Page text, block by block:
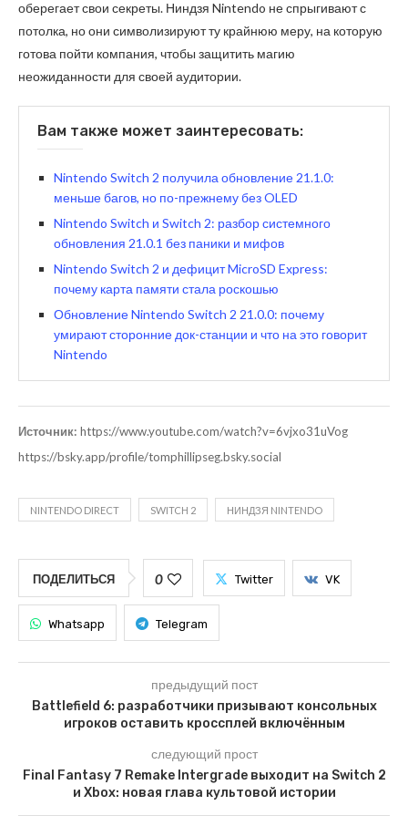
оберегает свои секреты. Ниндзя Nintendo не спрыгивают с
потолка, но они символизируют ту крайнюю меру, на которую
готова пойти компания, чтобы защитить магию
неожиданности для своей аудитории.
Вам также может заинтересовать:
Nintendo Switch 2 получила обновление 21.1.0:
меньше багов, но по-прежнему без OLED
Nintendo Switch и Switch 2: разбор системного
обновления 21.0.1 без паники и мифов
Nintendo Switch 2 и дефицит MicroSD Express:
почему карта памяти стала роскошью
Обновление Nintendo Switch 2 21.0.0: почему
умирают сторонние док-станции и что на это говорит
Nintendo
Источник: https://www.youtube.com/watch?v=6vjxo31uVog
https://bsky.app/profile/tomphillipseg.bsky.social
NINTENDO DIRECT SWITCH 2 НИНДЗЯ NINTENDO
ПОДЕЛИТЬСЯ 0 Twitter VK
Whatsapp Telegram
предыдущий пост
Battlefield 6: разработчики призывают консольных
игроков оставить кроссплей включённым
следующий прост
Final Fantasy 7 Remake Intergrade выходит на Switch 2
и Xbox: новая глава культовой истории